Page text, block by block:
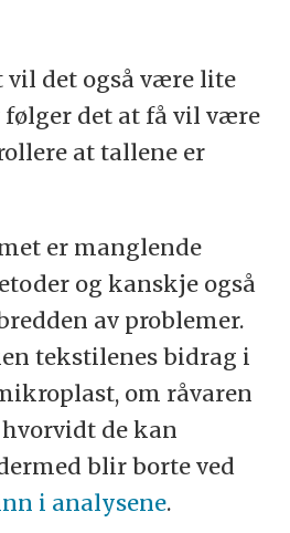
vil det også være lite
følger det at få vil være
at tallene er
er manglende
og kanskje også
av problemer.
tekstilenes bidrag i
om råvaren
de kan
blir borte ved
i analysene.